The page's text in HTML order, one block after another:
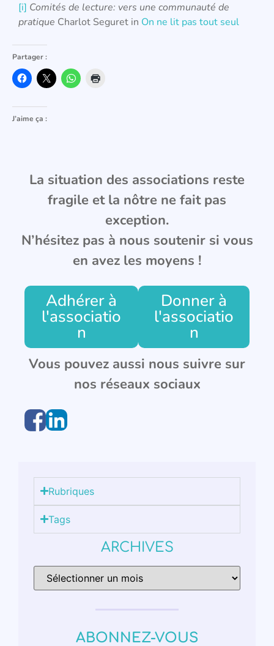
[i] Comités de lecture: vers une communauté de
pratique Charlot Seguret in On ne lit pas tout seul
Partager :
J’aime ça :
La situation des associations reste
fragile et la nôtre ne fait pas
exception.
N’hésitez pas à nous soutenir si vous
en avez les moyens !
Adhérer à
l'associatio
n
Donner à
l'associatio
n
Vous pouvez aussi nous suivre sur
nos réseaux sociaux
Rubriques
Tags
ARCHIVES
ABONNEZ-VOUS